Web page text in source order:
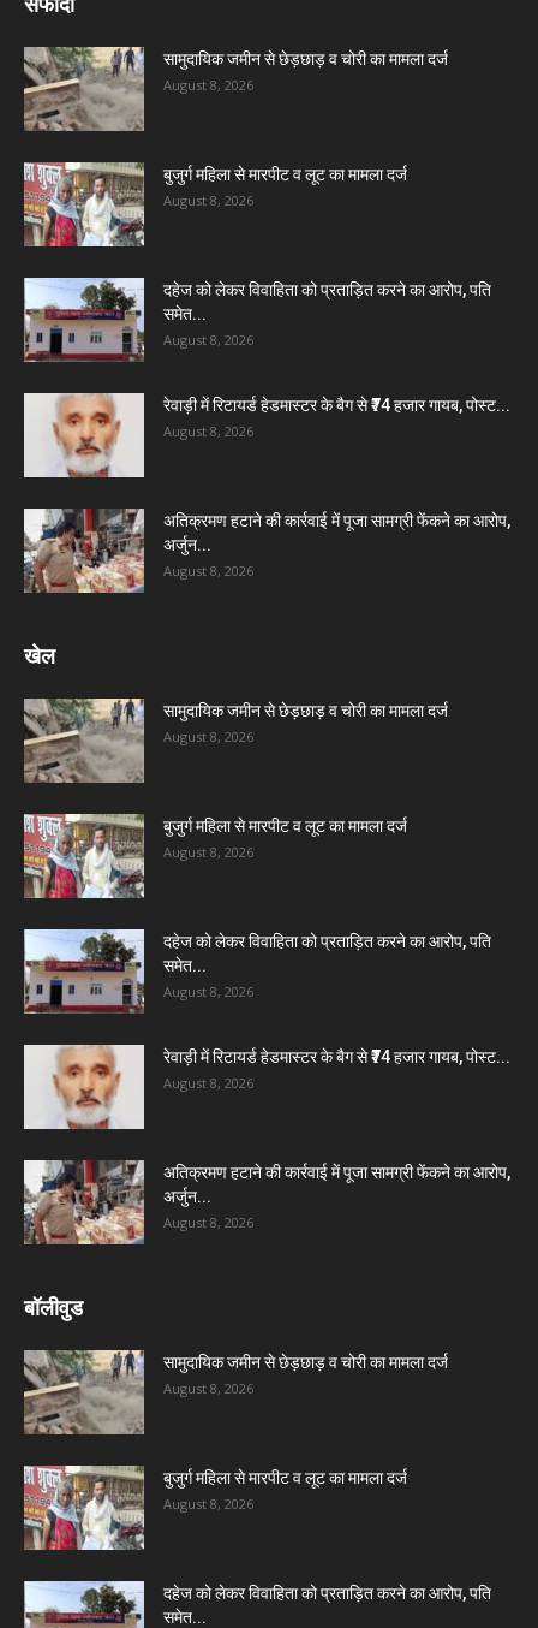
सामुदायिक जमीन से छेड़छाड़ व चोरी का मामला दर्ज
August 8, 2026
बुजुर्ग महिला से मारपीट व लूट का मामला दर्ज
August 8, 2026
दहेज को लेकर विवाहिता को प्रताड़ित करने का आरोप, पति
समेत...
August 8, 2026
रेवाड़ी में रिटायर्ड हेडमास्टर के बैग से ₹74 हजार गायब, पोस्ट...
August 8, 2026
अतिक्रमण हटाने की कार्रवाई में पूजा सामग्री फेंकने का आरोप,
अर्जुन...
August 8, 2026
खेल
सामुदायिक जमीन से छेड़छाड़ व चोरी का मामला दर्ज
August 8, 2026
बुजुर्ग महिला से मारपीट व लूट का मामला दर्ज
August 8, 2026
दहेज को लेकर विवाहिता को प्रताड़ित करने का आरोप, पति
समेत...
August 8, 2026
रेवाड़ी में रिटायर्ड हेडमास्टर के बैग से ₹74 हजार गायब, पोस्ट...
August 8, 2026
अतिक्रमण हटाने की कार्रवाई में पूजा सामग्री फेंकने का आरोप,
अर्जुन...
August 8, 2026
बॉलीवुड
सामुदायिक जमीन से छेड़छाड़ व चोरी का मामला दर्ज
August 8, 2026
बुजुर्ग महिला से मारपीट व लूट का मामला दर्ज
August 8, 2026
दहेज को लेकर विवाहिता को प्रताड़ित करने का आरोप, पति
समेत...